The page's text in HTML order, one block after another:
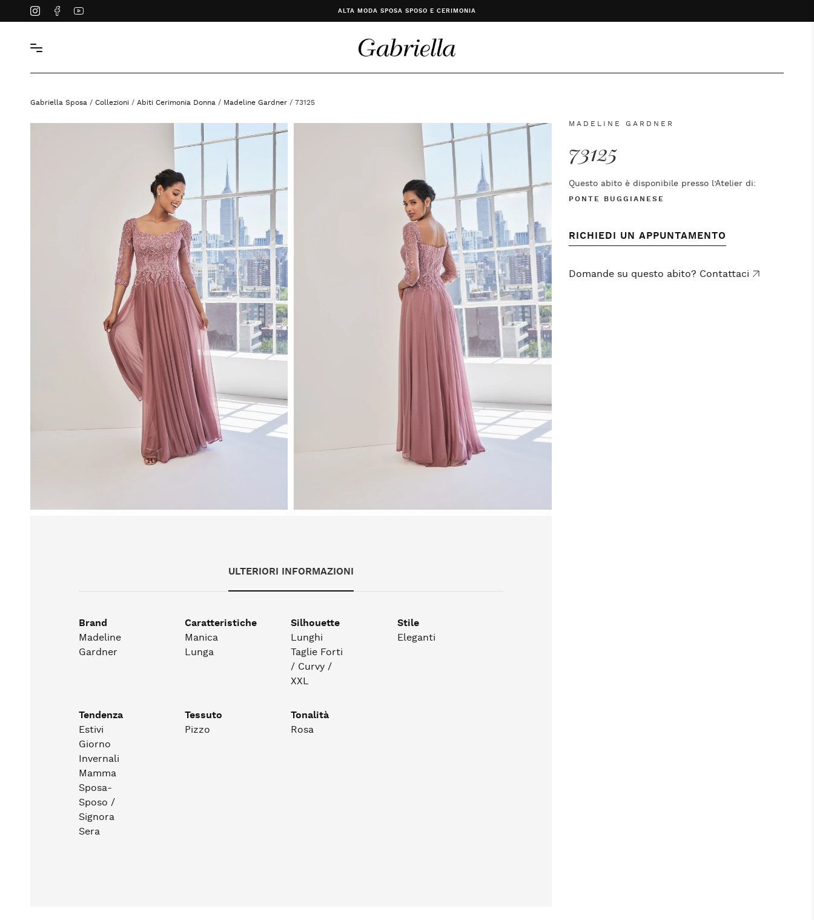
Instagram
Facebook
YouTube ALTA MODA SPOSA SPOSO E CERIMONIA
Gabriella Sposa / Collezioni / Abiti Cerimonia Donna / Madeline Gardner / 73125
ULTERIORI INFORMAZIONI
Brand
Madeline
Gardner
Caratteristiche
Manica
Lunga
Silhouette
Lunghi
Taglie Forti
/ Curvy /
XXL
Stile
Eleganti
Tendenza
Estivi
Giorno
Invernali
Mamma
Sposa-
Sposo /
Signora
Sera
Tessuto
Pizzo
Tonalità
Rosa
MADELINE GARDNER
73125
Questo abito è disponibile presso l’Atelier di:
PONTE BUGGIANESE
RICHIEDI UN APPUNTAMENTO
Domande su questo abito? Contattaci